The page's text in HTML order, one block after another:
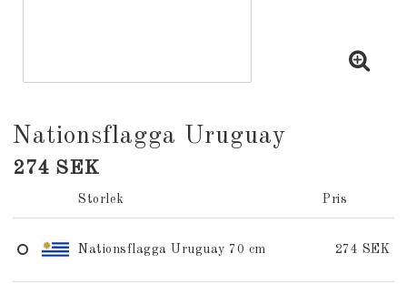
Nationsflagga Uruguay
274 SEK
Storlek Pris
Nationsflagga Uruguay 70 cm 274 SEK